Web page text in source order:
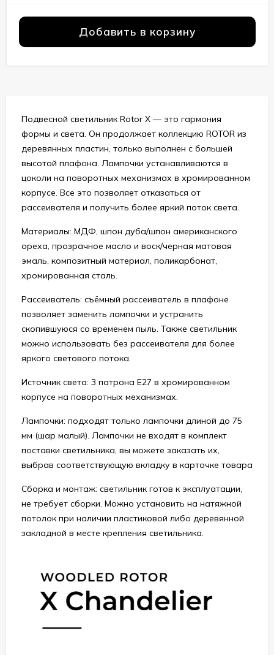
Добавить в корзину
Подвесной светильник Rotor X — это гармония
формы и света. Он продолжает коллекцию ROTOR из
деревянных пластин, только выполнен с большей
высотой плафона. Лампочки устанавливаются в
цоколи на поворотных механизмах в хромированном
корпусе. Все это позволяет отказаться от
рассеивателя и получить более яркий поток света.
Материалы: МДФ, шпон дуба/шпон американского
ореха, прозрачное масло и воск/черная матовая
эмаль, композитный материал, поликарбонат,
хромированная сталь.
Рассеиватель: съёмный рассеиватель в плафоне
позволяет заменить лампочки и устранить
скопившуюся со временем пыль. Также светильник
можно использовать без рассеивателя для более
яркого светового потока.
Источник света: 3 патрона Е27 в хромированном
корпусе на поворотных механизмах.
Лампочки: подходят только лампочки длиной до 75
мм (шар малый). Лампочки не входят в комплект
поставки светильника, вы можете заказать их,
выбрав соответствующую вкладку в карточке товара
Сборка и монтаж: светильник готов к эксплуатации,
не требует сборки. Можно установить на натяжной
потолок при наличии пластиковой либо деревянной
закладной в месте крепления светильника.